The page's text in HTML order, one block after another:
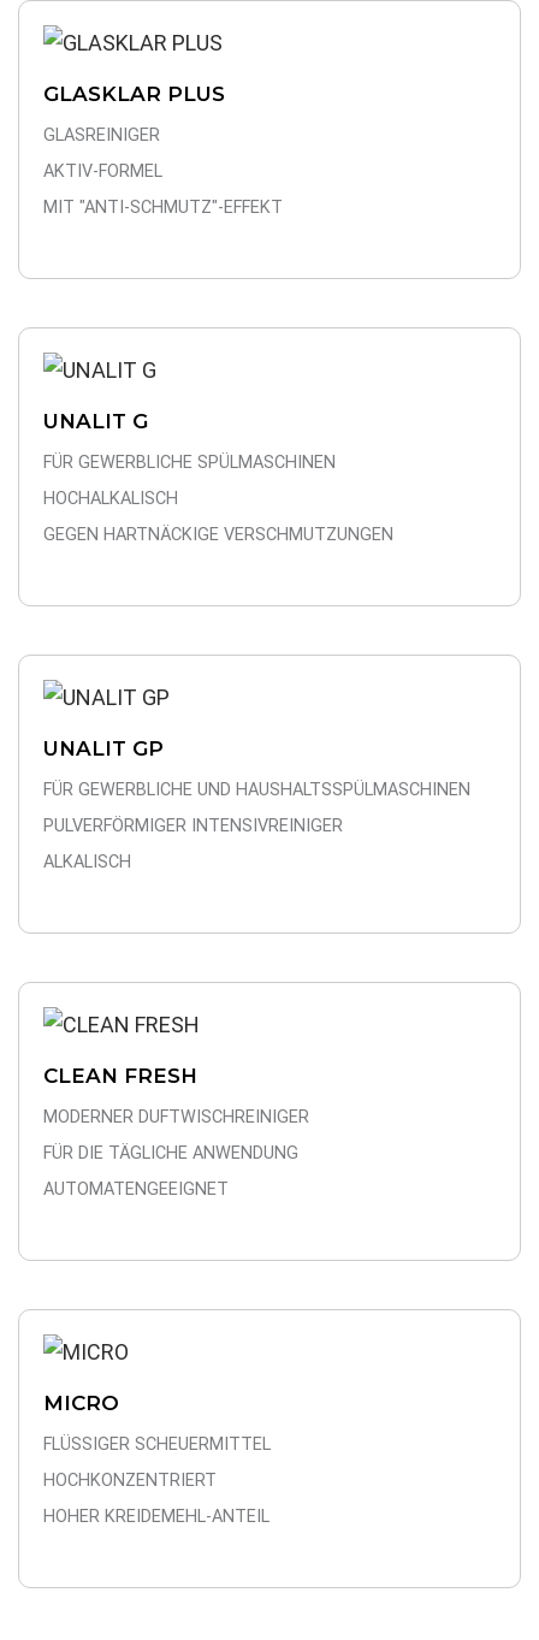
GLASKLAR PLUS
GLASREINIGER
AKTIV-FORMEL
MIT "ANTI-SCHMUTZ"-EFFEKT
UNALIT G
FÜR GEWERBLICHE SPÜLMASCHINEN
HOCHALKALISCH
GEGEN HARTNÄCKIGE VERSCHMUTZUNGEN
UNALIT GP
FÜR GEWERBLICHE UND HAUSHALTSSPÜLMASCHINEN
PULVERFÖRMIGER INTENSIVREINIGER
ALKALISCH
CLEAN FRESH
MODERNER DUFTWISCHREINIGER
FÜR DIE TÄGLICHE ANWENDUNG
AUTOMATENGEEIGNET
MICRO
FLÜSSIGER SCHEUERMITTEL
HOCHKONZENTRIERT
HOHER KREIDEMEHL-ANTEIL